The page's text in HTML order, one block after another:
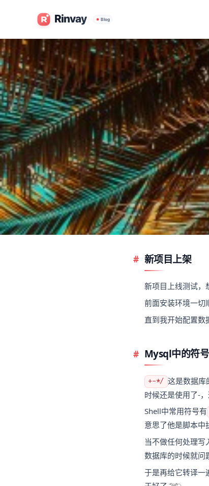
新项目上架
新项目上线测试，
前面安装环境一切
直到我开始配置数
Mysql中的符号
+-*/ 这是数据库
时候还是使用了-
Shell中常用符号有
意思了他是脚本中
当不做任何处理写
数据库的时候就问
于是再给它转译一